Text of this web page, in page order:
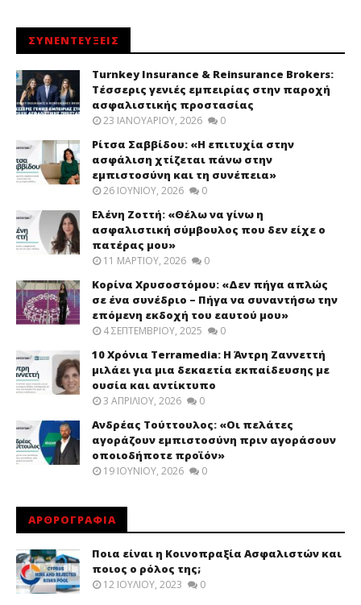
ΣΥΝΕΝΤΕΥΞΕΙΣ
Turnkey Insurance & Reinsurance Brokers:
Τέσσερις γενιές εμπειρίας στην παροχή
ασφαλιστικής προστασίας
23 ΙΑΝΟΥΑΡΊΟΥ, 2026 0
Ρίτσα Σαββίδου: «Η επιτυχία στην
ασφάλιση χτίζεται πάνω στην
εμπιστοσύνη και τη συνέπεια»
26 ΙΟΥΝΊΟΥ, 2026 0
Ελένη Ζοττή: «Θέλω να γίνω η
ασφαλιστική σύμβουλος που δεν είχε ο
πατέρας μου»
11 ΜΑΡΤΊΟΥ, 2026 0
Κορίνα Χρυσοστόμου: «Δεν πήγα απλώς
σε ένα συνέδριο – Πήγα να συναντήσω την
επόμενη εκδοχή του εαυτού μου»
4 ΣΕΠΤΕΜΒΡΊΟΥ, 2025 0
10 Χρόνια Terramedia: Η Άντρη Ζαννεττή
μιλάει για μια δεκαετία εκπαίδευσης με
ουσία και αντίκτυπο
3 ΑΠΡΙΛΊΟΥ, 2026 0
Ανδρέας Τούττουλος: «Οι πελάτες
αγοράζουν εμπιστοσύνη πριν αγοράσουν
οποιοδήποτε προϊόν»
19 ΙΟΥΝΊΟΥ, 2026 0
ΑΡΘΡΟΓΡΑΦΙΑ
Ποια είναι η Κοινοπραξία Ασφαλιστών και
ποιος ο ρόλος της;
12 ΙΟΥΛΊΟΥ, 2023 0